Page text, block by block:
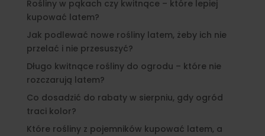
Rośliny w pąkach czy kwitnące – które lepiej
kupować latem?
Jak podlewać nowe rośliny latem, żeby ich nie
przelać i nie przesuszyć?
Długo kwitnące rośliny do ogrodu – które nie
rozczarują latem?
Co dosadzić do rabaty w sierpniu, gdy ogród
traci kolor?
Które rośliny z pojemników kupować latem, a